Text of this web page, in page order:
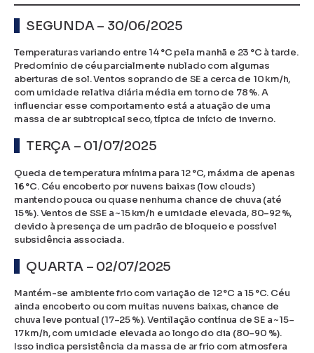
SEGUNDA – 30/06/2025
Temperaturas variando entre 14 °C pela manhã e 23 °C à tarde.
Predomínio de céu parcialmente nublado com algumas
aberturas de sol. Ventos soprando de SE a cerca de 10 km/h,
com umidade relativa diária média em torno de 78 %. A
influenciar esse comportamento está a atuação de uma
massa de ar subtropical seco, típica de início de inverno.
TERÇA – 01/07/2025
Queda de temperatura mínima para 12 °C, máxima de apenas
16 °C. Céu encoberto por nuvens baixas (low clouds)
mantendo pouca ou quase nenhuma chance de chuva (até
15 %). Ventos de SSE a ~15 km/h e umidade elevada, 80–92 %,
devido à presença de um padrão de bloqueio e possível
subsidência associada.
QUARTA – 02/07/2025
Mantém-se ambiente frio com variação de 12 °C a 15 °C. Céu
ainda encoberto ou com muitas nuvens baixas, chance de
chuva leve pontual (17–25 %). Ventilação contínua de SE a ~15–
17 km/h, com umidade elevada ao longo do dia (80–90 %).
Isso indica persistência da massa de ar frio com atmosfera